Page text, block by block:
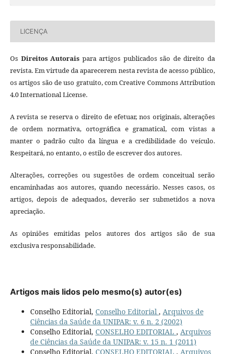
LICENÇA
Os Direitos Autorais para artigos publicados são de direito da
revista. Em virtude da aparecerem nesta revista de acesso público,
os artigos são de uso gratuito, com Creative Commons Attribution
4.0 International License.
A revista se reserva o direito de efetuar, nos originais, alterações
de ordem normativa, ortográfica e gramatical, com vistas a
manter o padrão culto da língua e a credibilidade do veículo.
Respeitará, no entanto, o estilo de escrever dos autores.
Alterações, correções ou sugestões de ordem conceitual serão
encaminhadas aos autores, quando necessário. Nesses casos, os
artigos, depois de adequados, deverão ser submetidos a nova
apreciação.
As opiniões emitidas pelos autores dos artigos são de sua
exclusiva responsabilidade.
Artigos mais lidos pelo mesmo(s) autor(es)
Conselho Editorial, Conselho Editorial , Arquivos de
Ciências da Saúde da UNIPAR: v. 6 n. 2 (2002)
Conselho Editorial, CONSELHO EDITORIAL , Arquivos
de Ciências da Saúde da UNIPAR: v. 15 n. 1 (2011)
Conselho Editorial, CONSELHO EDITORIAL , Arquivos